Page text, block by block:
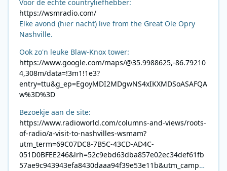
Voor de echte countryliefhebber:
https://wsmradio.com/
Elke avond (hier nacht) live from the Great Ole Opry
Nashville.
Ook zo'n leuke Blaw-Knox tower:
https://www.google.com/maps/@35.9988625,-86.79210
4,308m/data=!3m1!1e3?
entry=ttu&g_ep=EgoyMDI2MDgwNS4xIKXMDSoASAFQA
w%3D%3D
Bezoekje aan de site:
https://www.radioworld.com/columns-and-views/roots-
of-radio/a-visit-to-nashvilles-wsmam?
utm_term=69C07DC8-7B5C-43CD-AD4C-
051D0BFEE246&lrh=52c9ebd63dba857e02ec34def61fb
57ae9c943943efa8430daaa94f39e53e11b&utm_campai